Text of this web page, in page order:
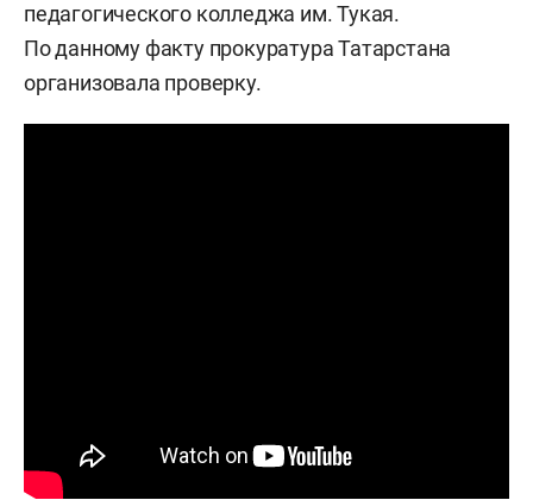
педагогического колледжа им. Тукая.
По данному факту прокуратура Татарстана
организовала проверку.